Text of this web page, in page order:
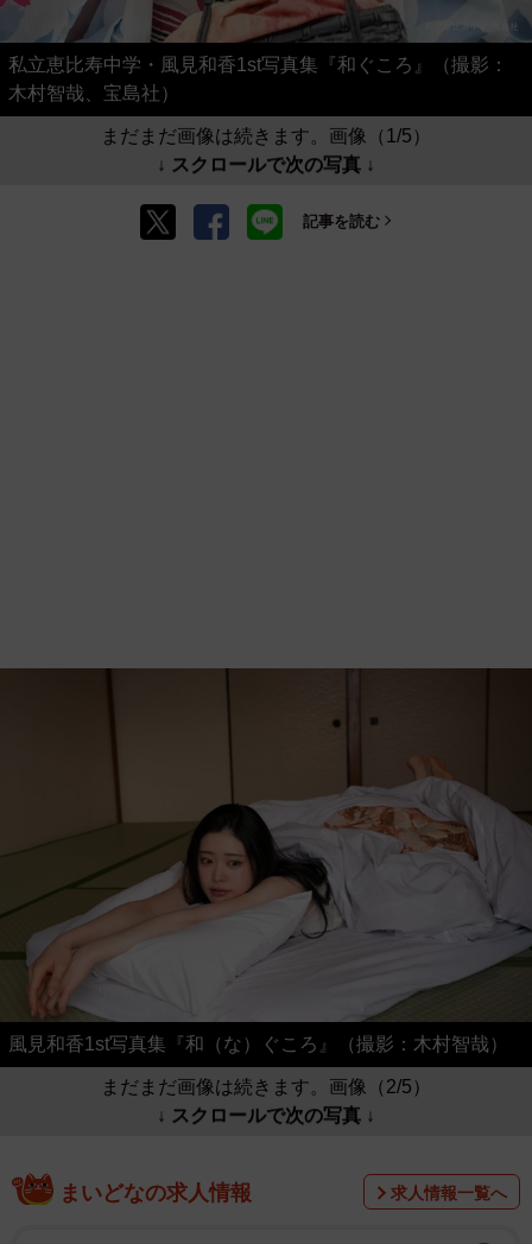
私立恵比寿中学・風見和香1st写真集『和ぐころ』（撮影：
木村智哉、宝島社）
まだまだ画像は続きます。画像（1/5）
↓ スクロールで次の写真 ↓
記事を読む
風見和香1st写真集『和（な）ぐころ』（撮影：木村智哉）
まだまだ画像は続きます。画像（2/5）
↓ スクロールで次の写真 ↓
まいどなの求人情報 求人情報一覧へ